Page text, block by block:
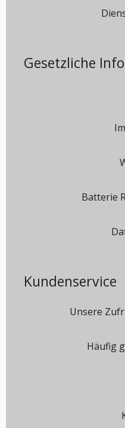
Gesetzliche
Batterie
Kundenservice
Unsere
Häufig